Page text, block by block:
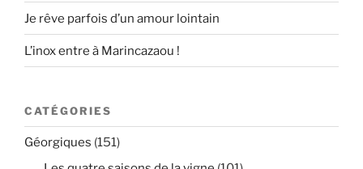
Je rêve parfois d’un amour lointain
L’inox entre à Marincazaou !
CATÉGORIES
Géorgiques (151)